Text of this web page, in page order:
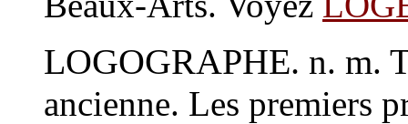
LOGOGRAPHE. n. m.
ancienne. Les premiers